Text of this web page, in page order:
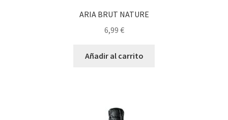
ARIA BRUT NATURE
6,99 €
Añadir al carrito